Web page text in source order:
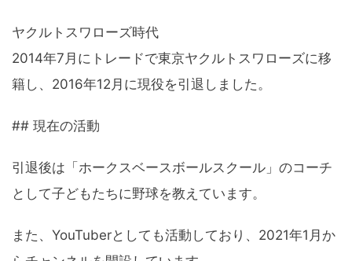
ヤクルトスワローズ時代
2014年7月にトレードで東京ヤクルトスワローズに移
籍し、2016年12月に現役を引退しました。
## 現在の活動
引退後は「ホークスベースボールスクール」のコーチ
として子どもたちに野球を教えています。
また、YouTuberとしても活動しており、2021年1月か